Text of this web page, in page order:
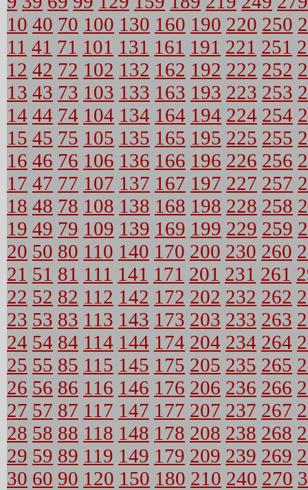
10 40 70 100 130 160 190 220 250
11 41 71 101 131 161 191 221 251
12 42 72 102 132 162 192 222 252
13 43 73 103 133 163 193 223 253
14 44 74 104 134 164 194 224 254
15 45 75 105 135 165 195 225 255
16 46 76 106 136 166 196 226 256
17 47 77 107 137 167 197 227 257
18 48 78 108 138 168 198 228 258
19 49 79 109 139 169 199 229 259
20 50 80 110 140 170 200 230 260
21 51 81 111 141 171 201 231 261
22 52 82 112 142 172 202 232 262
23 53 83 113 143 173 203 233 263
24 54 84 114 144 174 204 234 264
25 55 85 115 145 175 205 235 265
26 56 86 116 146 176 206 236 266
27 57 87 117 147 177 207 237 267
28 58 88 118 148 178 208 238 268
29 59 89 119 149 179 209 239 269
30 60 90 120 150 180 210 240 270